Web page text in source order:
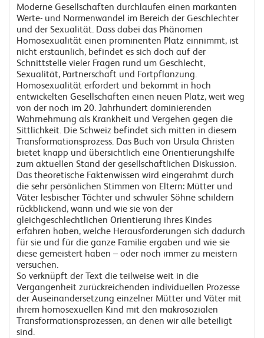
Moderne Gesellschaften durchlaufen einen markanten
Werte- und Normenwandel im Bereich der Geschlechter
und der Sexualität. Dass dabei das Phänomen
Homosexualität einen prominenten Platz einnimmt, ist
nicht erstaunlich, befindet es sich doch auf der
Schnittstelle vieler Fragen rund um Geschlecht,
Sexualität, Partnerschaft und Fortpflanzung.
Homosexualität erfordert und bekommt in hoch
entwickelten Gesellschaften einen neuen Platz, weit weg
von der noch im 20. Jahrhundert dominierenden
Wahrnehmung als Krankheit und Vergehen gegen die
Sittlichkeit. Die Schweiz befindet sich mitten in diesem
Transformationsprozess. Das Buch von Ursula Christen
bietet knapp und übersichtlich eine Orientierungshilfe
zum aktuellen Stand der gesellschaftlichen Diskussion.
Das theoretische Faktenwissen wird eingerahmt durch
die sehr persönlichen Stimmen von Eltern: Mütter und
Väter lesbischer Töchter und schwuler Söhne schildern
rückblickend, wann und wie sie von der
gleichgeschlechtlichen Orientierung ihres Kindes
erfahren haben, welche Herausforderungen sich dadurch
für sie und für die ganze Familie ergaben und wie sie
diese gemeistert haben – oder noch immer zu meistern
versuchen.
So verknüpft der Text die teilweise weit in die
Vergangenheit zurückreichenden individuellen Prozesse
der Auseinandersetzung einzelner Mütter und Väter mit
ihrem homosexuellen Kind mit den makrosozialen
Transformationsprozessen, an denen wir alle beteiligt
sind.